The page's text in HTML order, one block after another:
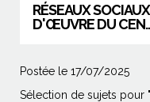
RÉSEAUX
D'ŒUVRE DU
Postée le 17/07/2025
Sélection de sujets